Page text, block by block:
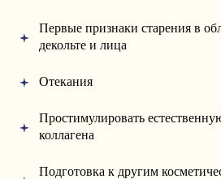
Первые признаки старения в
декольте и лица
Отекания
Простимулировать
коллагена
Подготовка к другим